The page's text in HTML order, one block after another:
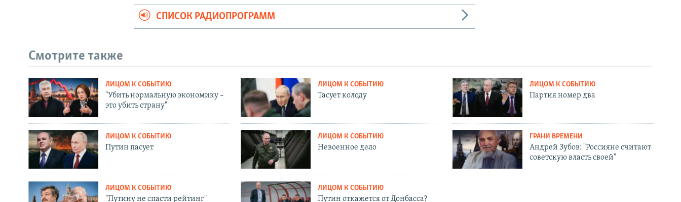
СПИСОК РАДИОПРОГРАММ
Смотрите также
ЛИЦОМ К СОБЫТИЮ
"Убить нормальную экономику –
это убить страну"
ЛИЦОМ К СОБЫТИЮ
Тасует колоду
ЛИЦОМ К СОБЫТИЮ
Партия номер два
ЛИЦОМ К СОБЫТИЮ
Путин пасует
ЛИЦОМ К СОБЫТИЮ
Невоенное дело
ГРАНИ ВРЕМЕНИ
Андрей Зубов: "Россияне считают
советскую власть своей"
ЛИЦОМ К СОБЫТИЮ
"Путину не спасти рейтинг"
ЛИЦОМ К СОБЫТИЮ
Путин откажется от Донбасса?